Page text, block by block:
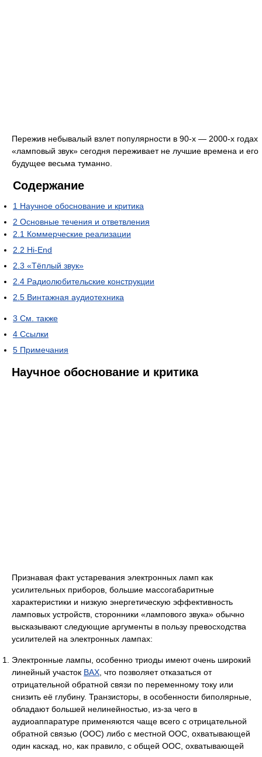
Пережив небывалый взлет популярности в 90-х — 2000-х годах
«ламповый звук» сегодня переживает не лучшие времена и его
будущее весьма туманно.
Содержание
1 Научное обоснование и критика
2 Основные течения и ответвления
2.1 Коммерческие реализации
2.2 Hi-End
2.3 «Тёплый звук»
2.4 Радиолюбительские конструкции
2.5 Винтажная аудиотехника
3 См. также
4 Ссылки
5 Примечания
Научное обоснование и критика
Признавая факт устаревания электронных ламп как
усилительных приборов, большие массогабаритные
характеристики и низкую энергетическую эффективность
ламповых устройств, сторонники «лампового звука» обычно
высказывают следующие аргументы в пользу превосходства
усилителей на электронных лампах:
Электронные лампы, особенно триоды имеют очень широкий
линейный участок ВАХ , что позволяет отказаться от
отрицательной обратной связи по переменному току или
снизить её глубину. Транзисторы, в особенности биполярные,
обладают большей нелинейностью, из-за чего в
аудиоаппаратуре применяются чаще всего с отрицательной
обратной связью (ООС) либо с местной ООС, охватывающей
один каскад, но, как правило, с общей ООС, охватывающей